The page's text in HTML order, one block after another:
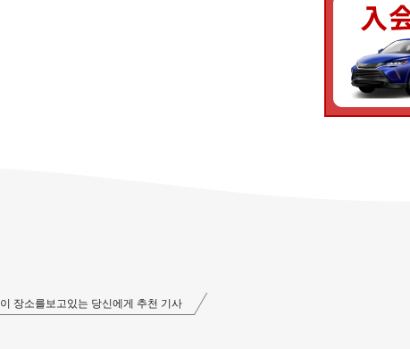
이 장소를보고있는 당신에게 추천 기사